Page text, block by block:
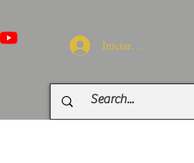
Iniciar sesión